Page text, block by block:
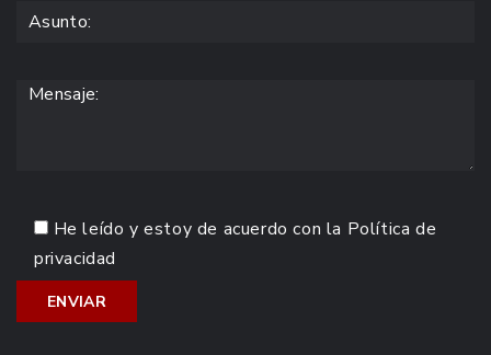
He leído y estoy de acuerdo con la Política de
privacidad